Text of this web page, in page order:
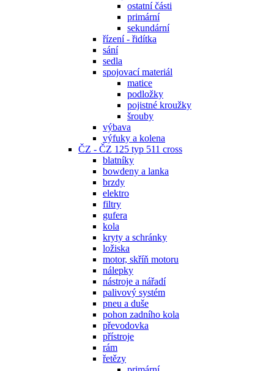
ostatní části
primární
sekundární
řízení - řidítka
sání
sedla
spojovací materiál
matice
podložky
pojistné kroužky
šrouby
výbava
výfuky a kolena
ČZ - ČZ 125 typ 511 cross
blatníky
bowdeny a lanka
brzdy
elektro
filtry
gufera
kola
kryty a schránky
ložiska
motor, skříň motoru
nálepky
nástroje a nářadí
palivový systém
pneu a duše
pohon zadního kola
převodovka
přístroje
rám
řetězy